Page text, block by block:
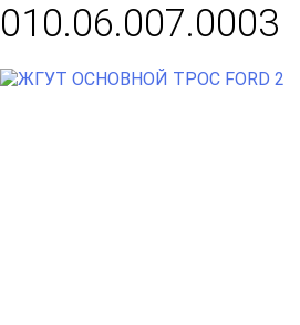
010.06.007.0003